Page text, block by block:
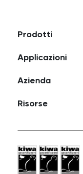
Prodotti
Applicazioni
Azienda
Risorse